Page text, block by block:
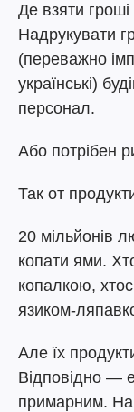
Де взяти
Надрукувати
(переважно
українські)
персонал.
Або потрібен
Так от
20 мільйонів
копати ями.
копалкою,
язиком-
Але їх
Відповідно —
примарним.